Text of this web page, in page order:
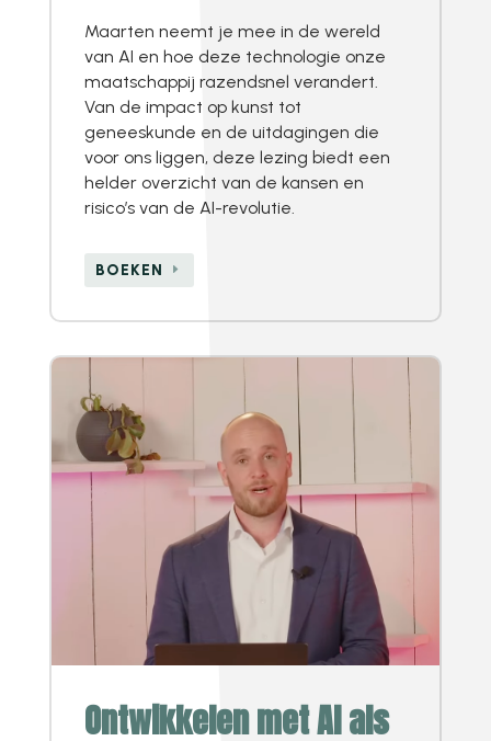
Maarten neemt je mee in de wereld
van AI en hoe deze technologie onze
maatschappij razendsnel verandert.
Van de impact op kunst tot
geneeskunde en de uitdagingen die
voor ons liggen, deze lezing biedt een
helder overzicht van de kansen en
risico’s van de AI-revolutie.
BOEKEN
Ontwikkelen met AI als